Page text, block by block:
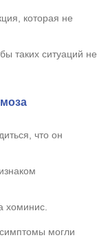
которая не
таких ситуаций не
что он
хоминис.
могли